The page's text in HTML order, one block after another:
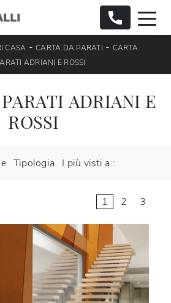
CASA -CARTA DA PARATI - CARTA
ADRIANI E ROSSI
ADRIANI E
ROSSI
Tipologia I più visti a :
1 2 3